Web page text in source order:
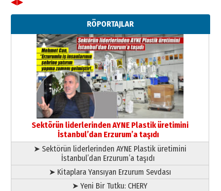
Erzurumspor’un köşe taşları
29 Haziran 2026 Pazartesi
Kenan GÜLERCİ
Murat Şahsuvaroğlu ERKON’da
çıtayı yukarı taşırken,
yönetimdekiler aşağı
çekmemeli!
17 Şubat 2026 SalıOrhan BOZKURT
Bir fotoğraf, bir şehir, bir
gazeteci… Dizginler kimin
elinde?
A. Berhan Yılmaz
BİR BÖLÜM DEĞİL, BİR ÖMÜR
SEÇİYORSUNUZ… “NEDEN
ATATÜRK ÜNİVERSİTESİ?”
28 Temmuz 2026 Salı
RÖPORTAJLAR
Sektörün liderlerinden AYNE Plastik üretimini
İstanbul’dan Erzurum’a taşıdı
➤ Sektörün liderlerinden AYNE Plastik üretimini
İstanbul’dan Erzurum’a taşıdı
➤ Kitaplara Yansıyan Erzurum Sevdası
➤ Yeni Bir Tutku: CHERY